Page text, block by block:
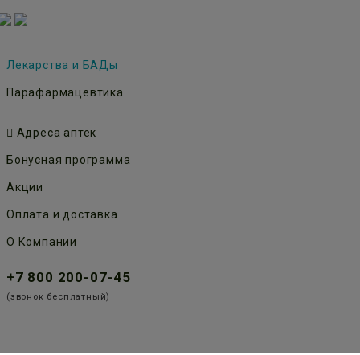
Лекарства и БАДы
Парафармацевтика
Адреса аптек
Бонусная программа
Акции
Оплата и доставка
О Компании
+7 800 200-07-45
(звонок бесплатный)